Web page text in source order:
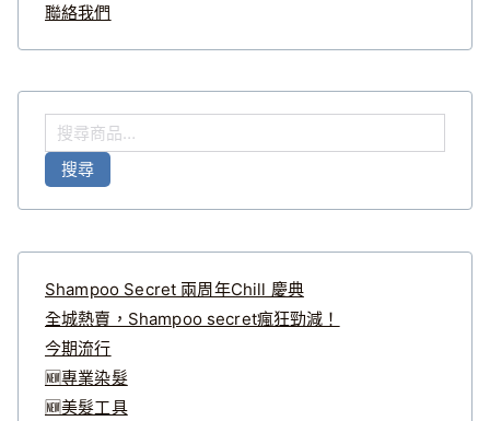
聯絡我們
搜
尋
搜尋
Shampoo Secret 兩周年Chill 慶典
全城熱賣，Shampoo secret瘋狂勁減！
今期流行
🆕專業染髮
🆕美髮工具